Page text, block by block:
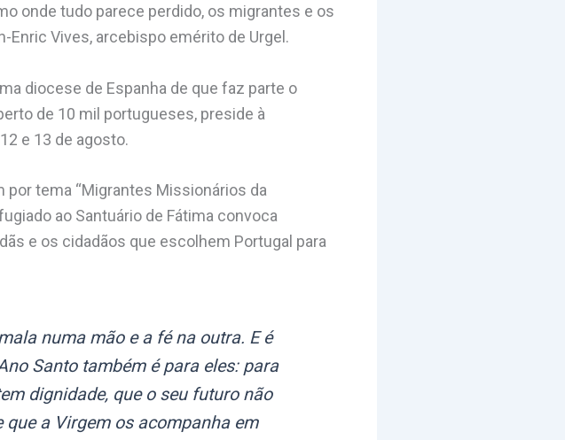
onde tudo parece perdido, os migrantes e os
Enric Vives, arcebispo emérito de Urgel.
diocese de Espanha de que faz parte o
de 10 mil portugueses, preside à
e 13 de agosto.
por tema “Migrantes Missionários da
ao Santuário de Fátima convoca
e os cidadãos que escolhem Portugal para
numa mão e a fé na outra. E é
Santo também é para eles: para
dignidade, que o seu futuro não
a Virgem os acompanha em